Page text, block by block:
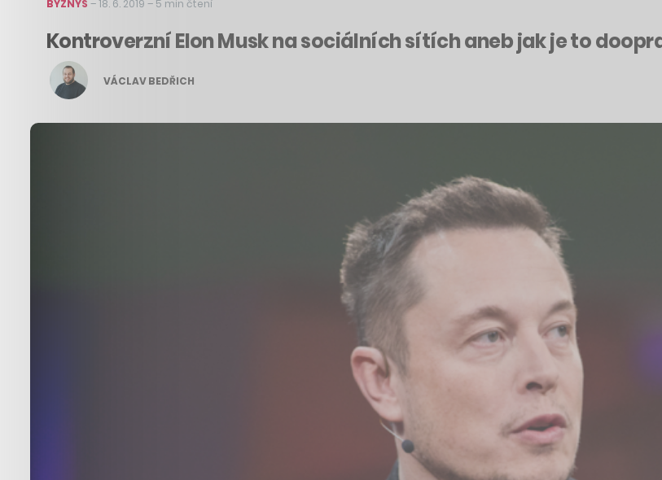
BYZNYS –18. 6. 2019 – 5 min čtení
Kontroverzní Elon Musk na sociálních sítích aneb jak je to
VÁCLAV BEDŘICH